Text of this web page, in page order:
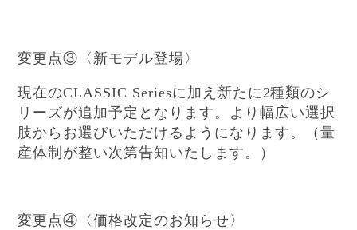
変更点③〈新モデル登場〉
現在のCLASSIC Seriesに加え新たに2種類のシ
リーズが追加予定となります。より幅広い選択
肢からお選びいただけるようになります。（量
産体制が整い次第告知いたします。）
変更点④〈価格改定のお知らせ〉